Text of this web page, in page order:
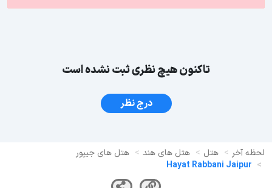
تاکنون هیچ نظری ثبت نشده است
درج نظر
لحظه آخر هتل هتل های هند
هتل های جیپور
Hayat Rabbani Jaipur